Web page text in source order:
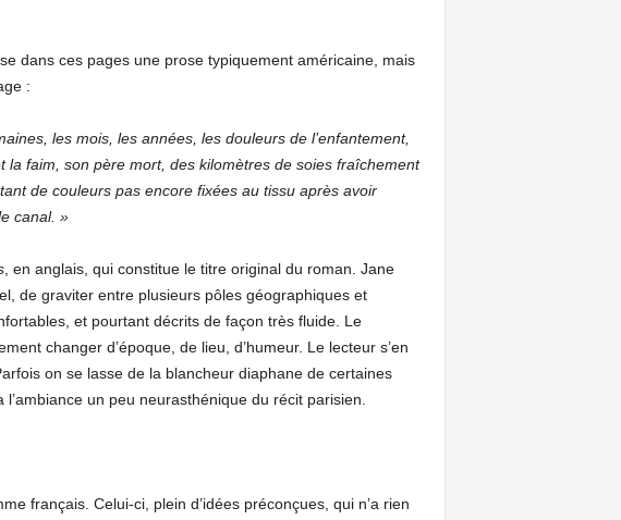
dans ces pages une prose typiquement américaine, mais
:
les mois, les années, les douleurs de l’enfantement,
faim, son père mort, des kilomètres de soies fraîchement
de couleurs pas encore fixées au tissu après avoir
canal. »
, en anglais, qui constitue le titre original du roman. Jane
de graviter entre plusieurs pôles géographiques et
et pourtant décrits de façon très fluide. Le
changer d’époque, de lieu, d’humeur. Le lecteur s’en
on se lasse de la blancheur diaphane de certaines
un peu neurasthénique du récit parisien.
français. Celui-ci, plein d’idées préconçues, qui n’a rien